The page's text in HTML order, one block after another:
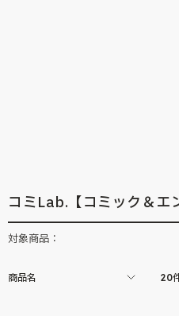
コミLab.【コミック＆エ
対象商品：
商品名 20